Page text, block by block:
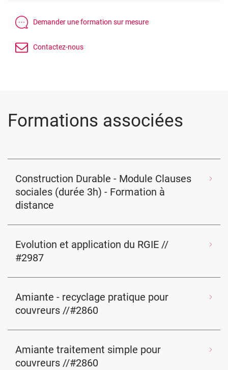
Formations associées
Construction Durable - Module Clauses
sociales (durée 3h) - Formation à
distance
Evolution et application du RGIE //
#2987
Amiante - recyclage pratique pour
couvreurs //#2860
Amiante traitement simple pour
couvreurs //#2860